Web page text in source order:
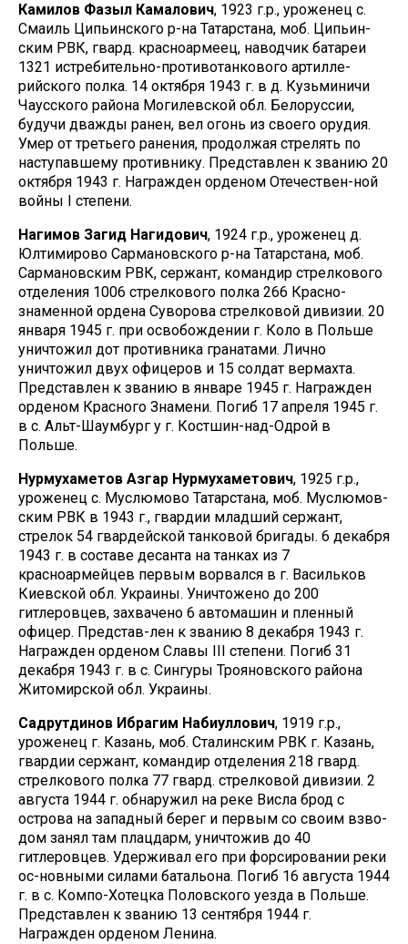
Камилов Фазыл Камалович, 1923 г.р., уроженец с.
Смаиль Ципьинского р-на Татарстана, моб. Ципьин-
ским РВК, гвард. красноармеец, наводчик батареи
1321 истребительно-противотанкового артилле-
рийского полка. 14 октября 1943 г. в д. Кузьминичи
Чаусского района Могилевской обл. Белоруссии,
будучи дважды ранен, вел огонь из своего орудия.
Умер от третьего ранения, продолжая стрелять по
наступавшему противнику. Представлен к званию 20
октября 1943 г. Награжден орденом Отечествен-ной
войны I степени.
Нагимов Загид Нагидович, 1924 г.р., уроженец д.
Юлтимирово Сармановского р-на Татарстана, моб.
Сармановским РВК, сержант, командир стрелкового
отделения 1006 стрелкового полка 266 Красно-
знаменной ордена Суворова стрелковой дивизии. 20
января 1945 г. при освобождении г. Коло в Польше
уничтожил дот противника гранатами. Лично
уничтожил двух офицеров и 15 солдат вермахта.
Представлен к званию в январе 1945 г. Награжден
орденом Красного Знамени. Погиб 17 апреля 1945 г.
в с. Альт-Шаумбург у г. Костшин-над-Одрой в
Польше.
Нурмухаметов Азгар Нурмухаметович, 1925 г.р.,
уроженец с. Муслюмово Татарстана, моб. Муслюмов-
ским РВК в 1943 г., гвардии младший сержант,
стрелок 54 гвардейской танковой бригады. 6 декабря
1943 г. в составе десанта на танках из 7
красноармейцев первым ворвался в г. Васильков
Киевской обл. Украины. Уничтожено до 200
гитлеровцев, захвачено 6 автомашин и пленный
офицер. Представ-лен к званию 8 декабря 1943 г.
Награжден орденом Славы III степени. Погиб 31
декабря 1943 г. в с. Сингуры Трояновского района
Житомирской обл. Украины.
Садрутдинов Ибрагим Набиуллович, 1919 г.р.,
уроженец г. Казань, моб. Сталинским РВК г. Казань,
гвардии сержант, командир отделения 218 гвард.
стрелкового полка 77 гвард. стрелковой дивизии. 2
августа 1944 г. обнаружил на реке Висла брод с
острова на западный берег и первым со своим взво-
дом занял там плацдарм, уничтожив до 40
гитлеровцев. Удерживал его при форсировании реки
ос-новными силами батальона. Погиб 16 августа 1944
г. в с. Компо-Хотецка Половского уезда в Польше.
Представлен к званию 13 сентября 1944 г.
Награжден орденом Ленина.